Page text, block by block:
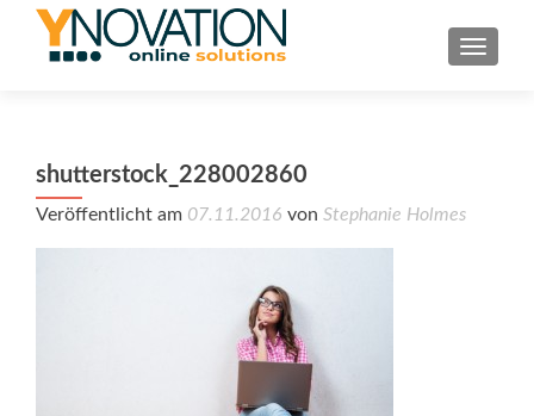
shutterstock_228002860
Veröffentlicht am 07.11.2016 von Stephanie Holmes